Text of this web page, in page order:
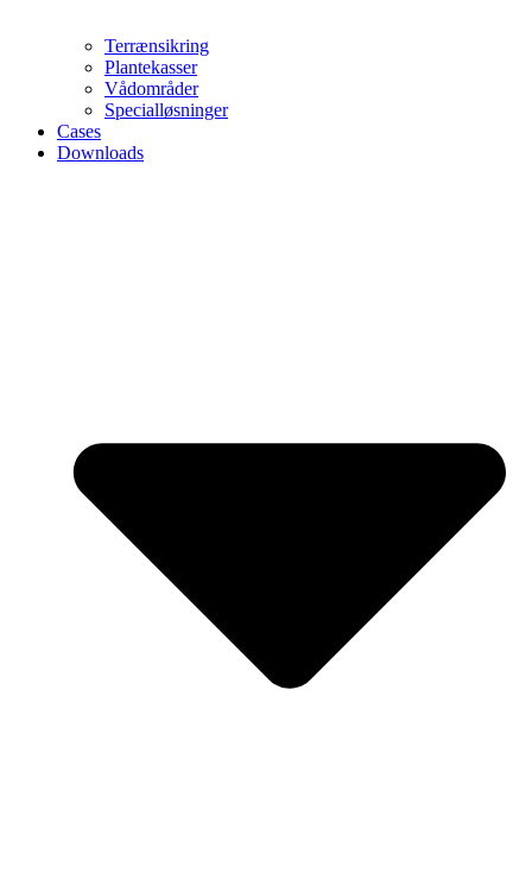
Terrænsikring
Plantekasser
Vådområder
Specialløsninger
Cases
Downloads